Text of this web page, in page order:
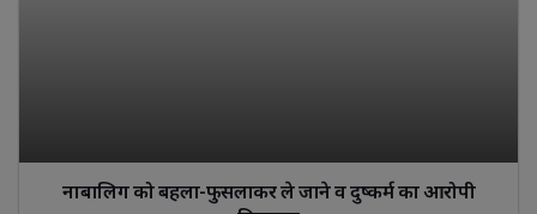
नाबालिग को बहला-फुसलाकर ले जाने व दुष्कर्म का आरोपी